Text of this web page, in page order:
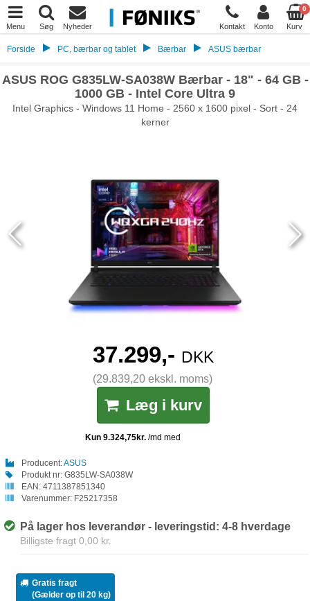
Menu Søg Nyheder Kontakt Konto
0
Kurv
Forside PC, bærbar og tablet Bærbar ASUS bærbar
ASUS ROG G835LW-SA038W Bærbar - 18" - 64 GB -
1000 GB - Intel Core Ultra 9
Intel Graphics - Windows 11 Home - 2560 x 1600 pixel - Sort - 24
kerner
37.299,- DKK
(29.839,20 ekskl. moms)
Læg i kurv
Producent:ASUS
Produkt nr: G835LW-SA038W
EAN: 4711387851340
Varenummer: F25217358
På lager hos leverandør - leveringstid: 4-8 hverdage
Billigste fragt 0,00 kr.
Gratis fragt
(Gælder op til 20 kg)